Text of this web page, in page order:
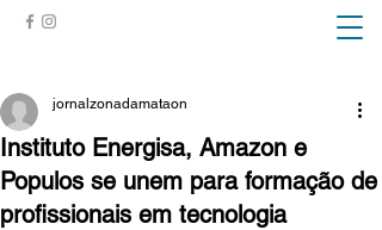
Instituto Energisa, Amazon e
Populos se unem para formação de
profissionais em tecnologia
jornalzonadamataon